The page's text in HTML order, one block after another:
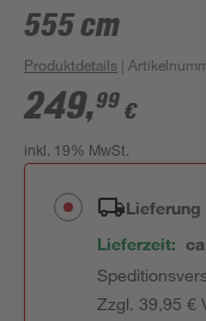
555 cm
Produktdetails |
249,99 €
inkl. 19% MwSt.
Lieferung
Lieferzeit:
Zzgl. 39,95 €